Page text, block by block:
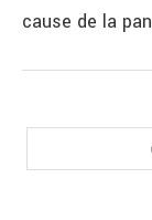
cause de la